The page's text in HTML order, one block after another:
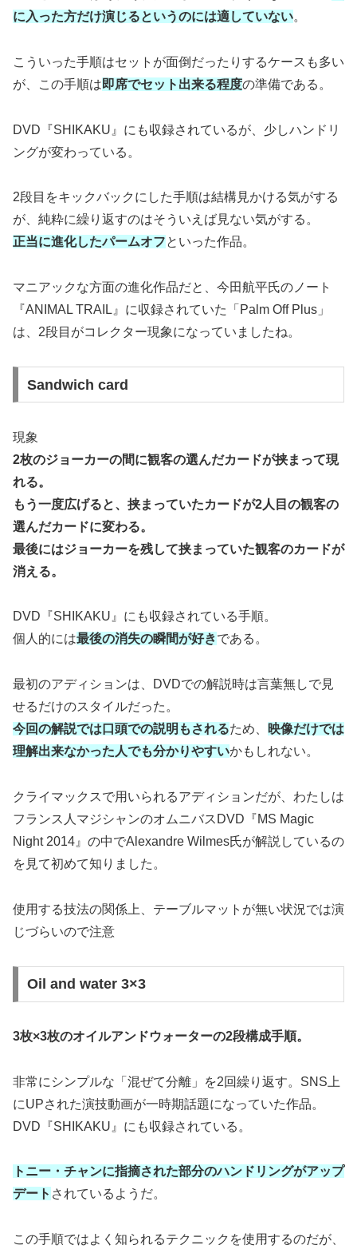
に入った方だけ演じるというのには適していない。
こういった手順はセットが面倒だったりするケースも多い
が、この手順は 即席でセット出来る程度の準備である。
DVD『SHIKAKU』にも収録されているが、少しハンドリ
ングが変わっている。
2段目をキックバックにした手順は結構見かける気がする
が、純粋に繰り返すのはそういえば見ない気がする。
正当に進化したパームオフといった作品。
マニアックな方面の進化作品だと、今田航平氏のノート
『ANIMAL TRAIL』に収録されていた「Palm Off Plus」
は、2段目がコレクター現象になっていましたね。
Sandwich card
現象
2枚のジョーカーの間に観客の選んだカードが挟まって現
れる。
もう一度広げると、挟まっていたカードが2人目の観客の
選んだカードに変わる。
最後にはジョーカーを残して挟まっていた観客のカードが
消える。
DVD『SHIKAKU』にも収録されている手順。
個人的には最後の消失の瞬間が好きである。
最初のアディションは、DVDでの解説時は言葉無しで見
せるだけのスタイルだった。
今回の解説では口頭での説明もされるため、
映像だけでは
理解出来なかった人でも分かりやすいかもしれない。
クライマックスで用いられるアディションだが、わたしは
フランス人マジシャンのオムニバスDVD『MS Magic
Night 2014』の中でAlexandre Wilmes氏が解説しているの
を見て初めて知りました。
使用する技法の関係上、テーブルマットが無い状況では演
じづらいので注意
Oil and water 3×3
3枚×3枚のオイルアンドウォーターの2段構成手順。
非常にシンプルな「混ぜて分離」を2回繰り返す。SNS上
にUPされた演技動画が一時期話題になっていた作品。
DVD『SHIKAKU』にも収録されている。
トニー・チャンに指摘された部分のハンドリングがアップ
デート されているようだ。
この手順ではよく知られるテクニックを使用するのだが、